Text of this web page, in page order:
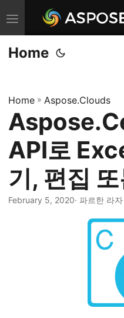
내
비
게
전
환
Home
Home » Aspose.Clouds
API로
기, 편집
February 5, 2020· 파르한 라